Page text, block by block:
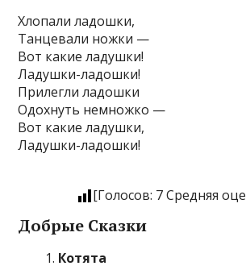
Хлопали ладошки,
Танцевали ножки —
Вот какие ладушки!
Ладушки-ладошки!
Прилегли ладошки
Одохнуть немножко —
Вот какие ладушки,
Ладушки-ладошки!
[Голосов: 7Средняя
Добрые Сказки
Котята